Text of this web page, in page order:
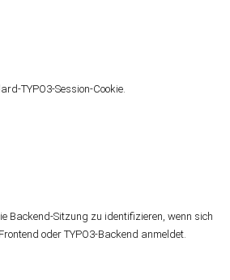
TYPO3-Session-Cookie.
Backend-Sitzung zu identifizieren, wenn sich
oder TYPO3-Backend anmeldet.